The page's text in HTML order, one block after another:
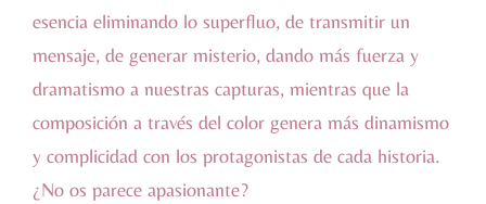
esencia eliminando lo superfluo, de transmitir un
mensaje, de generar misterio, dando más fuerza y
dramatismo a nuestras capturas, mientras que la
composición a través del color genera más dinamismo
y complicidad con los protagonistas de cada historia.
¿No os parece apasionante?